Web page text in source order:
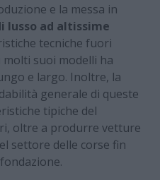
e la messa in
lusso ad altissime
tecniche fuori
molti suoi modelli ha
e largo. Inoltre, la
generale di queste
tipiche del
oltre a produrre vetture
settore delle corse fin